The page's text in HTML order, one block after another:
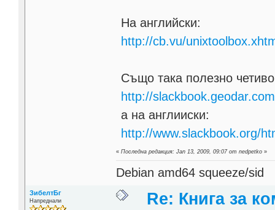
На английски:
http://cb.vu/
Също така полезно
http://
а на англииски:
http://www.slackbook.org/
«Последна редакция: Jan 13, 2009, 09:07 от nedpetko »
Debian amd64 squeeze/sid
ЗибелтБг
Напреднали Re: Книга за